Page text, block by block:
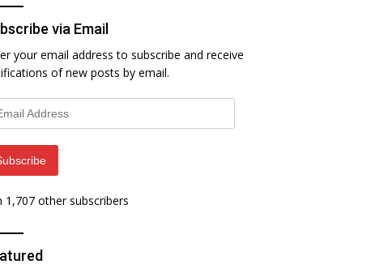
via Email
your email address to subscribe and receive
of new posts by email.
1,707 other subscribers